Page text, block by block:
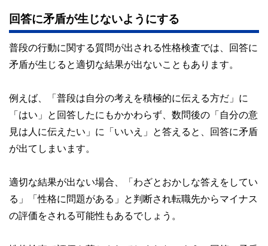
回答に矛盾が生じないようにする
普段の行動に関する質問が出される性格検査では、回答に
矛盾が生じると適切な結果が出ないこともあります。
例えば、「普段は自分の考えを積極的に伝える方だ」に
「はい」と回答したにもかかわらず、数問後の「自分の意
見は人に伝えたい」に「いいえ」と答えると、回答に矛盾
が出てしまいます。
適切な結果が出ない場合、「わざとおかしな答えをしてい
る」「性格に問題がある」と判断され転職先からマイナス
の評価をされる可能性もあるでしょう。